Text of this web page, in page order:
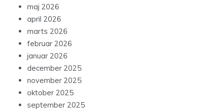
maj 2026
april 2026
marts 2026
februar 2026
januar 2026
december 2025
november 2025
oktober 2025
september 2025